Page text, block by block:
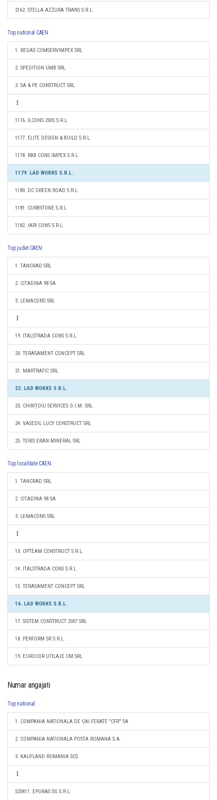
2162. STELLA AZZURA TRANS S.R.L.
Top national CAEN
1. REGAS COMSERVIMPEX SRL
2. SPEDITION UMB SRL
3. SA & PE CONSTRUCT SRL
1176. ILCONS 2005 S.R.L.
1177. ELITE DESIGN & BUILD S.R.L.
1178. RBB CONS IMPEX S.R.L.
1179. LAD WORKS S.R.L.
1180. DC GREEN ROAD S.R.L.
1181. CURBSTONE S.R.L.
1182. IARI CONS S.R.L.
Top judet CAEN
1. TANCRAD SRL
2. CITADINA 98 SA
3. LEMACONS SRL
19. ITALSTRADA CONS S.R.L.
20. TERASAMENT CONCEPT SRL
21. MARTRAFIC SRL
22. LAD WORKS S.R.L.
23. CHIRIȚOIU SERVICES G.I.M. SRL
24. VASEDIL LUCY CONSTRUCT SRL
25. TERIS ERAN MINERAL SRL
Top localitate CAEN
1. TANCRAD SRL
2. CITADINA 98 SA
3. LEMACONS SRL
13. OPTEAM CONSTRUCT S.R.L.
14. ITALSTRADA CONS S.R.L.
15. TERASAMENT CONCEPT SRL
16. LAD WORKS S.R.L.
17. SISTEM CONSTRUCT 2007 SRL
18. PERFORM SR S.R.L.
19. EUROCOR UTILAJE CM SRL
Numar angajati
Top national
1. COMPANIA NATIONALA DE CAI FERATE "CFR" SA
2. COMPANIA NATIONALA POSTA ROMANA S.A.
3. KAUFLAND ROMANIA SCS
520411. EPURAS SG S.R.L.